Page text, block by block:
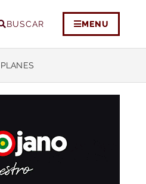
BUSCAR MENU
PLANES